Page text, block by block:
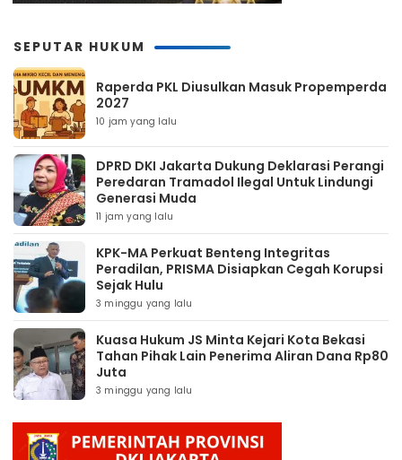
SEPUTAR HUKUM
Raperda PKL Diusulkan Masuk Propemperda
2027
10 jam yang lalu
DPRD DKI Jakarta Dukung Deklarasi Perangi
Peredaran Tramadol Ilegal Untuk Lindungi
Generasi Muda
11 jam yang lalu
KPK-MA Perkuat Benteng Integritas
Peradilan, PRISMA Disiapkan Cegah Korupsi
Sejak Hulu
3 minggu yang lalu
Kuasa Hukum JS Minta Kejari Kota Bekasi
Tahan Pihak Lain Penerima Aliran Dana Rp80
Juta
3 minggu yang lalu